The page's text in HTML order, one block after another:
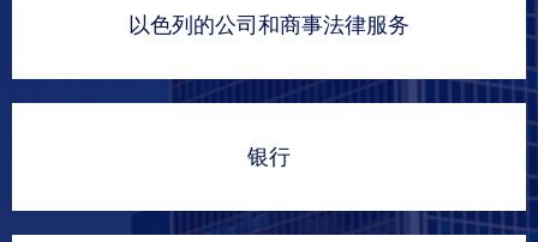
以色列的公司和商事法律服务
银行